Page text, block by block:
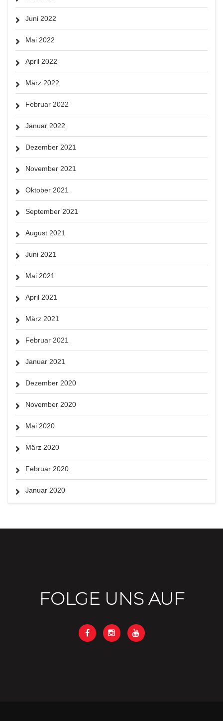
Juni 2022
Mai 2022
April 2022
März 2022
Februar 2022
Januar 2022
Dezember 2021
November 2021
Oktober 2021
September 2021
August 2021
Juni 2021
Mai 2021
April 2021
März 2021
Februar 2021
Januar 2021
Dezember 2020
November 2020
Mai 2020
März 2020
Februar 2020
Januar 2020
FOLGE UNS AUF